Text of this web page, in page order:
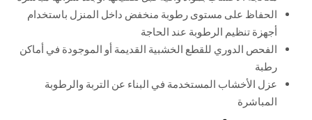
الحفاظ على مستوى رطوبة منخفض داخل المنزل باستخدام
أجهزة تنظيم الرطوبة عند الحاجة
الفحص الدوري للقطع الخشبية القديمة أو الموجودة في أماكن
رطبة
عزل الأخشاب المستخدمة في البناء عن التربة والرطوبة
المباشرة